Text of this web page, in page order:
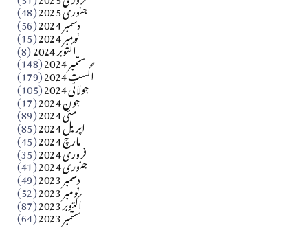
آزاد کشمیر جیسے احتجاج کی ضرورت ہے؟ از،،، ظہیرالدین
جنوری 2025 (48) دسمبر 2024 (56) نومبر 2024 (15) اکتوبر 2024 (8) ستمبر 2024 (148) اگست 2024 (179) جولائی 2024 (105) جون 2024 (17) مئی 2024 (89) اپریل 2024 (85) مارچ 2024 (45) فروری 2024 (35) جنوری 2024 (41) دسمبر 2023 (49) نومبر 2023 (52) اکتوبر 2023 (87) ستمبر 2023 (64)